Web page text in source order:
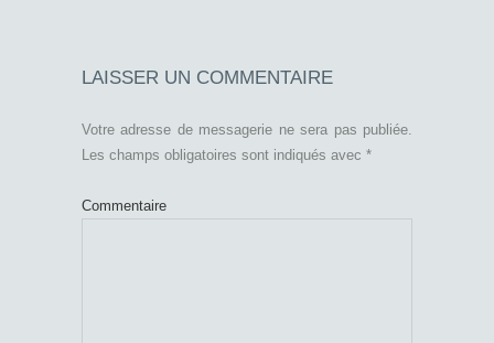
LAISSER UN COMMENTAIRE
Votre adresse de messagerie ne sera pas publiée.
Les champs obligatoires sont indiqués avec *
Commentaire